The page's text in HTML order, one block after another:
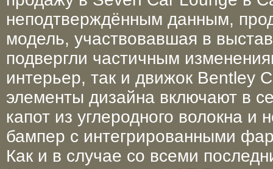
неподтверждённым данным,
модель, участвовавшая в
подвергли частичным
интерьер, так и движок Bentley
элементы дизайна включают в
капот из углеродного волокна и
бампер с интегрированными
Как и в случае со всеми